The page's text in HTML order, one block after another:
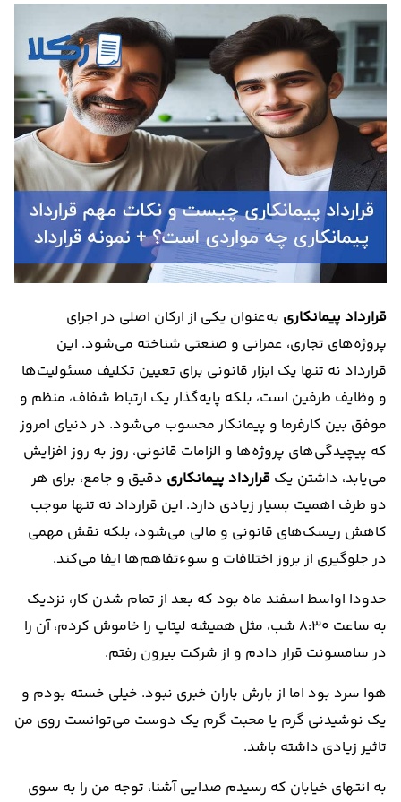
درباره
ما
تماس
با
ما
قرارداد پیمانکاری به‌عنوان یکی از ارکان اصلی در اجرای
پروژه‌های تجاری، عمرانی و صنعتی شناخته می‌شود. این
قرارداد نه تنها یک ابزار قانونی برای تعیین تکلیف مسئولیت‌ها
و وظایف طرفین است، بلکه پایه‌گذار یک ارتباط شفاف، منظم و
موفق بین کارفرما و پیمانکار محسوب می‌شود. در دنیای امروز
که پیچیدگی‌های پروژه‌ها و الزامات قانونی، روز به روز افزایش
می‌یابد، داشتن یک قرارداد پیمانکاری دقیق و جامع، برای هر
دو طرف اهمیت بسیار زیادی دارد. این قرارداد نه تنها موجب
کاهش ریسک‌های قانونی و مالی می‌شود، بلکه نقش مهمی
در جلوگیری از بروز اختلافات و سوءتفاهم‌ها ایفا می‌کند.
حدودا اواسط اسفند ماه بود که بعد از تمام شدن کار، نزدیک
به ساعت 8:30 شب، مثل همیشه لپتاپ را خاموش کردم، آن را
در سامسونت قرار دادم و از شرکت بیرون رفتم.
هوا سرد بود اما از بارش باران خبری نبود. خیلی خسته بودم و
یک نوشیدنی گرم یا محبت گرم یک دوست می‌توانست روی من
تاثیر زیادی داشته باشد.
به انتهای خیابان که رسیدم صدایی آشنا، توجه من را به سوی